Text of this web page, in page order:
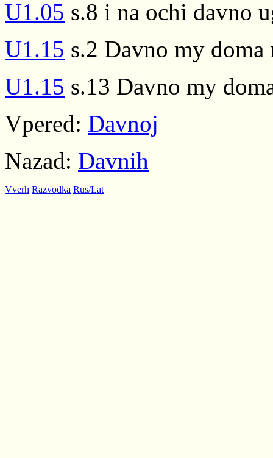
U1.05 s.8 i na ochi davno
U1.15 s.2 Davno my
U1.15 s.13 Davno my
Vpered: Davnoj
Nazad: Davnih
Vverh Razvodka Rus/Lat